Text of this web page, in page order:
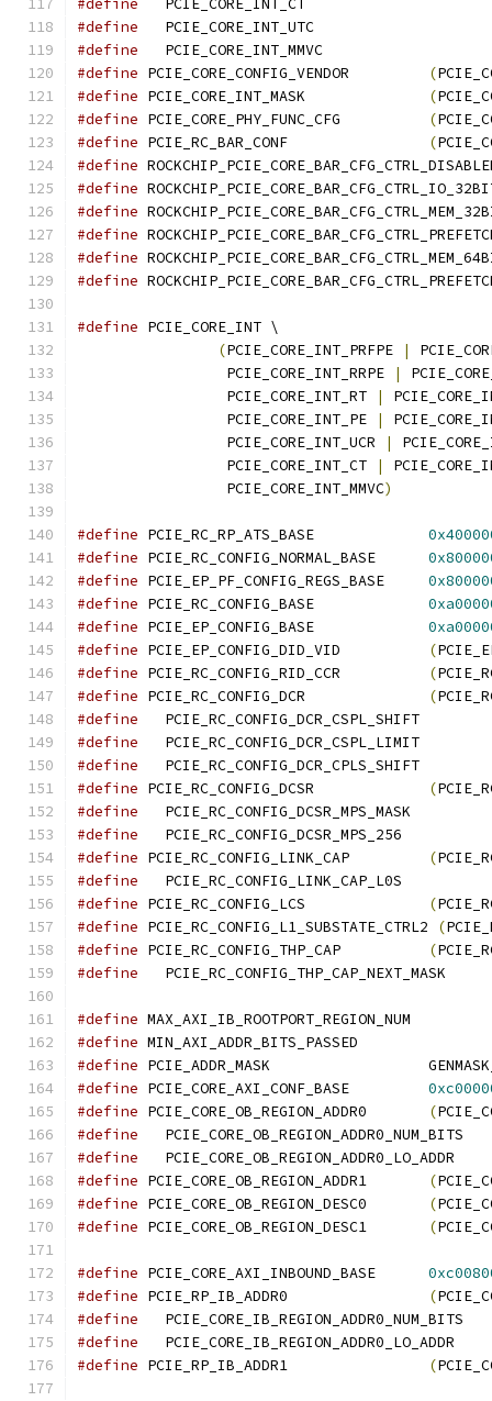
#define
#define
#define
#define
(
#define
(
#define
(
#define
(
#define
#define
#define
#define
#define
#define
#define PCIE_CORE_INT \
(PCIE_CORE_INT_PRFPE |
		 PCIE_CORE_INT_RRPE
|
		 PCIE_CORE_INT_RT
|
		 PCIE_CORE_INT_PE
|
		 PCIE_CORE_INT_UCR
|
		 PCIE_CORE_INT_CT
|
		 PCIE_CORE_INT_MMVC
)
#define
#define
#define
#define
#define
#define
(
#define
(
#define
(
#define
#define
#define
#define
(
#define
#define
#define
(
#define
#define
(
#define PCIE_RC_CONFIG_L1_SUBSTATE_CTRL2 (
#define
(
#define
#define
#define
#define
PCIE_ADDR_MASK
#define
#define
(
#define
#define
#define
(
#define
(
#define
(
#define
#define
(
#define
#define
#define
(